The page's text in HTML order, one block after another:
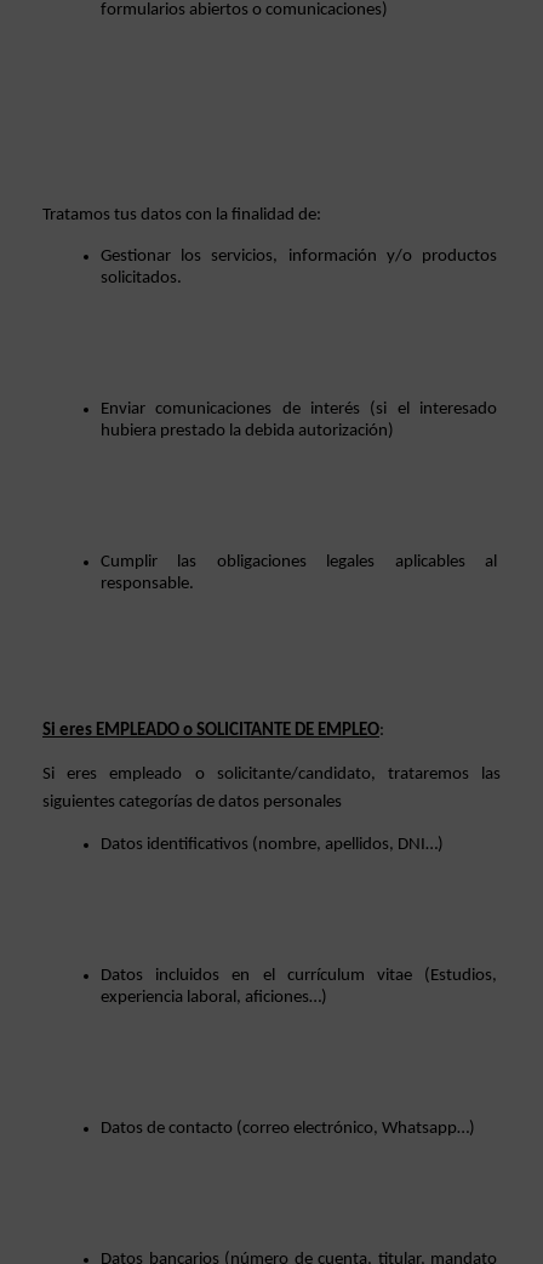
formularios abiertos o comunicaciones)
Tratamos tus datos con la finalidad de:
Gestionar los servicios, información y/o productos
solicitados.
Enviar comunicaciones de interés (si el interesado
hubiera prestado la debida autorización)
Cumplir las obligaciones legales aplicables al
responsable.
Si eres EMPLEADO o SOLICITANTE DE EMPLEO:
Si eres empleado o solicitante/candidato, trataremos las
siguientes categorías de datos personales
Datos identificativos (nombre, apellidos, DNI…)
Datos incluidos en el currículum vitae (Estudios,
experiencia laboral, aficiones…)
Datos de contacto (correo electrónico, Whatsapp…)
Datos bancarios (número de cuenta, titular, mandato